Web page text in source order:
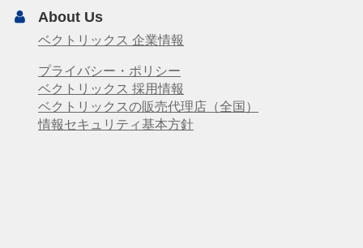
About Us
ベクトリックス 企業情報
プライバシー・ポリシー
ベクトリックス 採用情報
ベクトリックスの販売代理店（全国）
情報セキュリティ基本方針